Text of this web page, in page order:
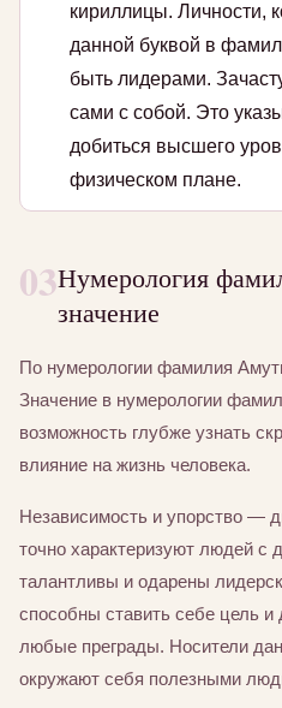
кириллицы. Личности,
данной буквой в
быть лидерами.
сами с собой. Это
добиться высшего
физическом плане.
03Нумерология
значение
По нумерологии фамилия
Значение в нумерологии
возможность глубже узнать
влияние на жизнь человека.
Независимость и упорство —
точно характеризуют людей
талантливы и одарены
способны ставить себе цель и
любые преграды. Носители
окружают себя полезными